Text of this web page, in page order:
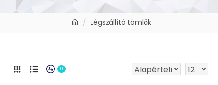
Légszállító tömlők
0